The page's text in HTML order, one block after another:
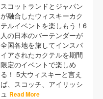
スコットランドとジャパン
が融合したウィスキーカク
テルイベントを楽しもう！6
人の日本のバーテンダーが
全国各地を旅してインスパ
イアされたカクテルを期間
限定のイベントで楽しめ
る！ 5大ウィスキーと言え
ば、スコッチ、アイリッシ
ュ Read More